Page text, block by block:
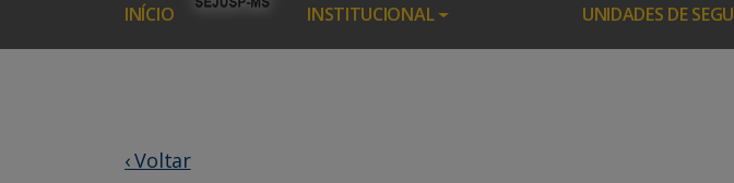
INÍCIO INSTITUCIONAL UNIDADES DE
‹ Voltar